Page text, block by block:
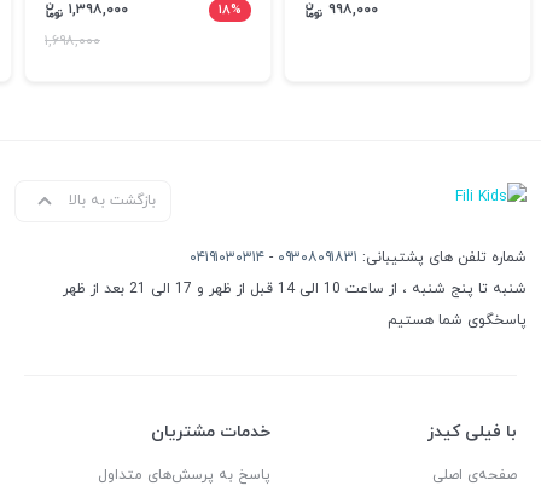
۹۹۸,۰۰۰ ۱۸%
۱,۳۹۸,۰۰۰
۱,۶۹۸,۰۰۰
بازگشت به بالا
شماره تلفن های پشتیبانی: ۰۹۳۰۸۰۹۱۸۳۱ - ۰۴۱۹۱۰۳۰۳۱۴
شنبه تا پنج شنبه ، از ساعت 10 الی 14 قبل از ظهر و 17 الی 21 بعد از ظهر
پاسخگوی شما هستیم
با فیلی کیدز
صفحه‌ی اصلی
خدمات مشتریان
پاسخ به پرسش‌های متداول